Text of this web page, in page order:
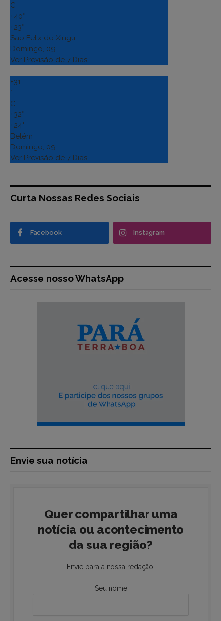
C
+40°
+23°
Sao Felix do Xingu
Domingo, 09
Ver Previsão de 7 Dias
+31
°
C
+32°
+24°
Belém
Domingo, 09
Ver Previsão de 7 Dias
Curta Nossas Redes Sociais
Facebook Instagram
Acesse nosso WhatsApp
Envie sua notícia
Quer compartilhar uma
notícia ou acontecimento
da sua região?
Envie para a nossa redação!
Seu nome